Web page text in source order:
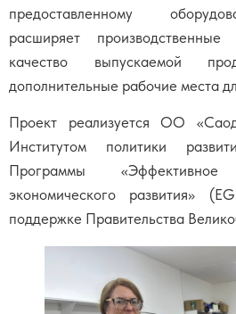
предоставленному
расширяет
качество выпускаемой
дополнительные рабочие места
Проект реализуется ОО
Институтом политики
Программы
экономического развития»
поддержке Правительства